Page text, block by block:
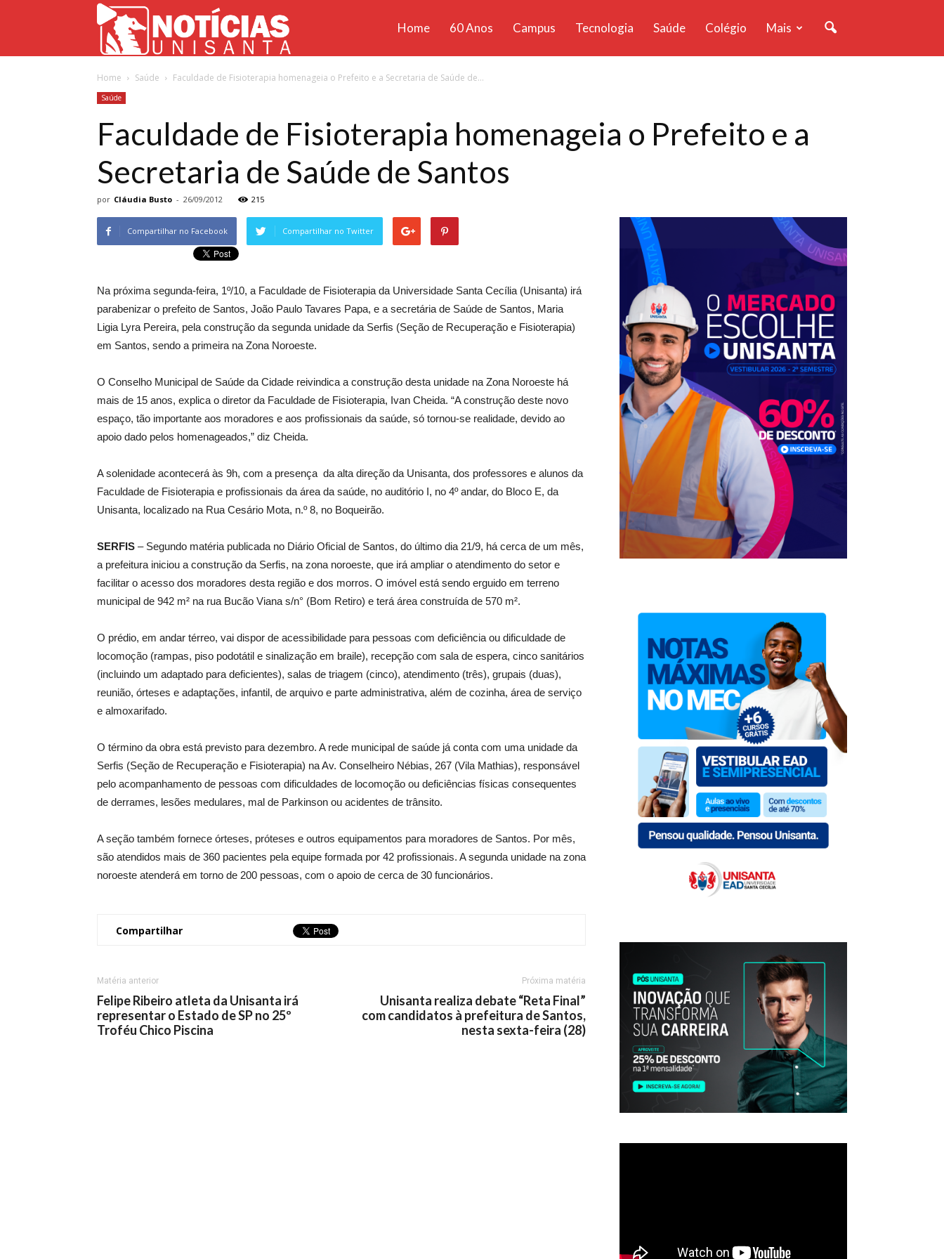
Unisanta
Home 60 Anos Campus Tecnologia Saúde Colégio Mais
Home Saúde Faculdade de Fisioterapia homenageia o Prefeito e a Secretaria de Saúde de...
Saúde
Faculdade de Fisioterapia homenageia o Prefeito e a
Secretaria de Saúde de Santos
por Cláudia Busto - 26/09/2012 215
Compartilhar no Facebook Compartilhar no Twitter
Na próxima segunda-feira, 1º/10, a Faculdade de Fisioterapia da Universidade Santa Cecília (Unisanta) irá
parabenizar o prefeito de Santos, João Paulo Tavares Papa, e a secretária de Saúde de Santos, Maria
Ligia Lyra Pereira, pela construção da segunda unidade da Serfis (Seção de Recuperação e Fisioterapia)
em Santos, sendo a primeira na Zona Noroeste.
O Conselho Municipal de Saúde da Cidade reivindica a construção desta unidade na Zona Noroeste há
mais de 15 anos, explica o diretor da Faculdade de Fisioterapia, Ivan Cheida. “A construção deste novo
espaço, tão importante aos moradores e aos profissionais da saúde, só tornou-se realidade, devido ao
apoio dado pelos homenageados,” diz Cheida.
A solenidade acontecerá às 9h, com a presença da alta direção da Unisanta, dos professores e alunos da
Faculdade de Fisioterapia e profissionais da área da saúde, no auditório I, no 4º andar, do Bloco E, da
Unisanta, localizado na Rua Cesário Mota, n.º 8, no Boqueirão.
SERFIS – Segundo matéria publicada no Diário Oficial de Santos, do último dia 21/9, há cerca de um mês,
a prefeitura iniciou a construção da Serfis, na zona noroeste, que irá ampliar o atendimento do setor e
facilitar o acesso dos moradores desta região e dos morros. O imóvel está sendo erguido em terreno
municipal de 942 m² na rua Bucão Viana s/n° (Bom Retiro) e terá área construída de 570 m².
O prédio, em andar térreo, vai dispor de acessibilidade para pessoas com deficiência ou dificuldade de
locomoção (rampas, piso podotátil e sinalização em braile), recepção com sala de espera, cinco sanitários
(incluindo um adaptado para deficientes), salas de triagem (cinco), atendimento (três), grupais (duas),
reunião, órteses e adaptações, infantil, de arquivo e parte administrativa, além de cozinha, área de serviço
e almoxarifado.
O término da obra está previsto para dezembro. A rede municipal de saúde já conta com uma unidade da
Serfis (Seção de Recuperação e Fisioterapia) na Av. Conselheiro Nébias, 267 (Vila Mathias), responsável
pelo acompanhamento de pessoas com dificuldades de locomoção ou deficiências físicas consequentes
de derrames, lesões medulares, mal de Parkinson ou acidentes de trânsito.
A seção também fornece órteses, próteses e outros equipamentos para moradores de Santos. Por mês,
são atendidos mais de 360 pacientes pela equipe formada por 42 profissionais. A segunda unidade na zona
noroeste atenderá em torno de 200 pessoas, com o apoio de cerca de 30 funcionários.
Compartilhar
Matéria anterior
Felipe Ribeiro atleta da Unisanta irá
representar o Estado de SP no 25º
Troféu Chico Piscina
Próxima matéria
Unisanta realiza debate “Reta Final”
com candidatos à prefeitura de Santos,
nesta sexta-feira (28)